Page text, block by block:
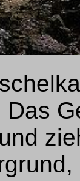
Das